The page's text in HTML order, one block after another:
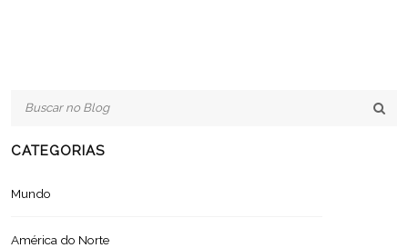
CATEGORIAS
Mundo
América do Norte